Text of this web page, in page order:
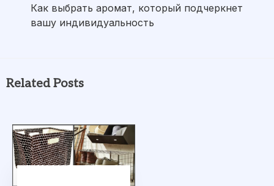
Как выбрать аромат, который подчеркнет
вашу индивидуальность
Related Posts